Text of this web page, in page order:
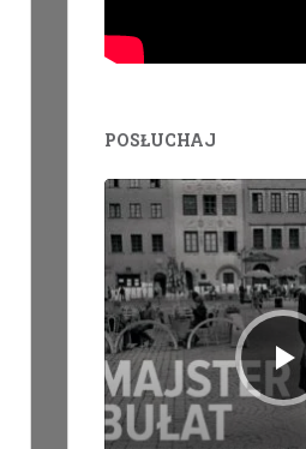
POSŁUCHAJ
Odtwarzacz
plików
dźwiękowych